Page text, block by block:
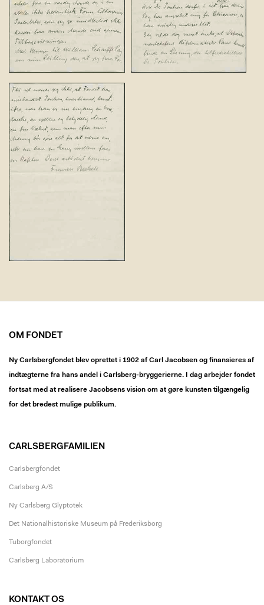
OM FONDET
Ny Carlsbergfondet blev oprettet i 1902 af Carl Jacobsen og finansieres af
indtægterne fra hans andel i Carlsberg-bryggerierne. I dag arbejder fondet
fortsat med at realisere Jacobsens vision om at gøre kunsten tilgængelig
for det bredest mulige publikum.
CARLSBERGFAMILIEN
Carlsbergfondet
Carlsberg A/S
Ny Carlsberg Glyptotek
Det Nationalhistoriske Museum på Frederiksborg
Tuborgfondet
Carlsberg Laboratorium
KONTAKT OS